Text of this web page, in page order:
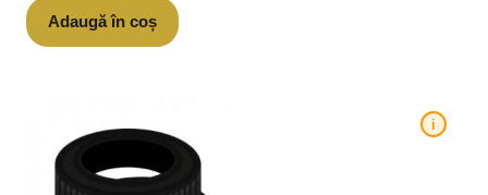
Adaugă în coș
i